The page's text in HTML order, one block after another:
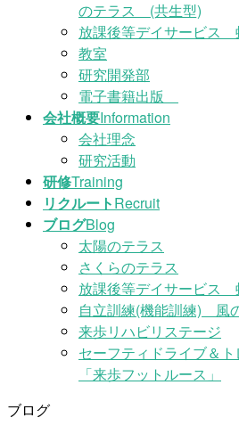
のテラス (共生型)
放課後等デイサービス
教室
研究開発部
電子書籍出版
会社概要Information
会社理念
研究活動
研修Training
リクルートRecruit
ブログBlog
太陽のテラス
さくらのテラス
放課後等デイサービス
自立訓練(機能訓練) 風
来歩リハビリステージ
セーフティドライブ＆
「来歩フットルース」
ブログ